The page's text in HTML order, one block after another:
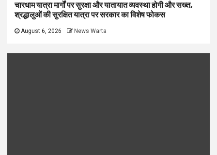
चारधाम यात्रा मार्गों पर सुरक्षा और यातायात व्यवस्था होगी और सख्त,
श्रद्धालुओं की सुरक्षित यात्रा पर सरकार का विशेष फोकस
August 6, 2026 News Warta